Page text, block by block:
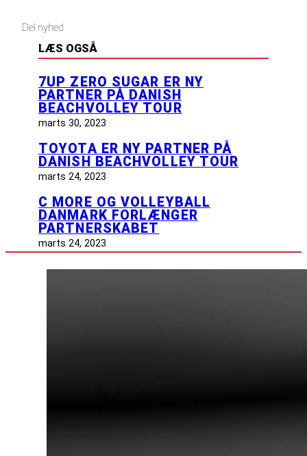
Del nyhed
LÆS OGSÅ
7UP ZERO SUGAR ER NY
PARTNER PÅ DANISH
BEACHVOLLEY TOUR
marts 30, 2023
TOYOTA ER NY PARTNER PÅ
DANISH BEACHVOLLEY TOUR
marts 24, 2023
C MORE OG VOLLEYBALL
DANMARK FORLÆNGER
PARTNERSKABET
marts 24, 2023